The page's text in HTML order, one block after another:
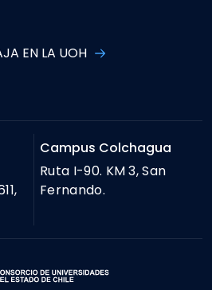
EN LA UOH
Campus Colchagua
Ruta I-90. KM 3, San
Fernando.